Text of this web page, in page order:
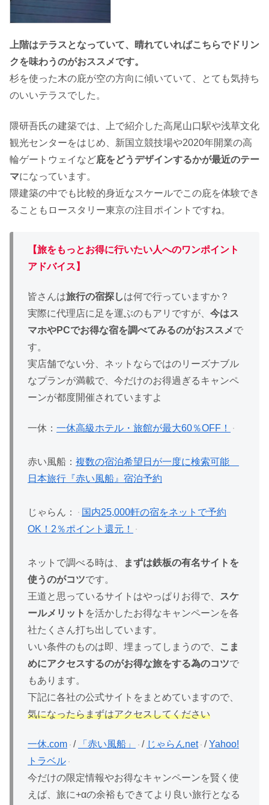
上階はテラスとなっていて、晴れていればこちらでドリン
クを味わうのがおススメです。
杉を使った木の庇が空の方向に傾いていて、とても気持ち
のいいテラスでした。
隈研吾氏の建築では、上で紹介した高尾山口駅や浅草文化
観光センターをはじめ、新国立競技場や2020年開業の高
輪ゲートウェイなど庇をどうデザインするかが最近のテー
マになっています。
隈建築の中でも比較的身近なスケールでこの庇を体験でき
ることもロースタリー東京の注目ポイントですね。
【旅をもっとお得に行いたい人へのワンポイント
アドバイス】
皆さんは旅行の宿探しは何で行っていますか？
実際に代理店に足を運ぶのもアリですが、 今はス
マホやPCでお得な宿を調べてみるのがおススメで
す。
実店舗でない分、ネットならではのリーズナブル
なプランが満載で、今だけのお得過ぎるキャンペ
ーンが都度開催されていますよ
一休： 一休高級ホテル・旅館が最大60％OFF！
赤い風船： 複数の宿泊希望日が一度に検索可能
日本旅行『赤い風船』宿泊予約
じゃらん：
国内25,000軒の宿をネットで予約
OK！2％ポイント還元！
ネットで調べる時は、
まずは鉄板の有名サイトを
使うのがコツです。
王道と思っているサイトはやっぱりお得で、
スケ
ールメリット を活かしたお得なキャンペーンを各
社たくさん打ち出しています。
いい条件のものは即、埋まってしまうので、
こま
めにアクセスするのがお得な旅をする為のコツで
もあります。
下記に各社の公式サイトをまとめていますので、
気になったらまずはアクセスしてください
一休.com / 「赤い風船」 / じゃらんnet /Yahoo!
トラベル
今だけの限定情報やお得なキャンペーンを賢く使
えば、旅に+αの余裕もできてより良い旅行となる